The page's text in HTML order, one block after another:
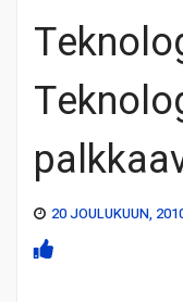
20 JOULUKUUN,